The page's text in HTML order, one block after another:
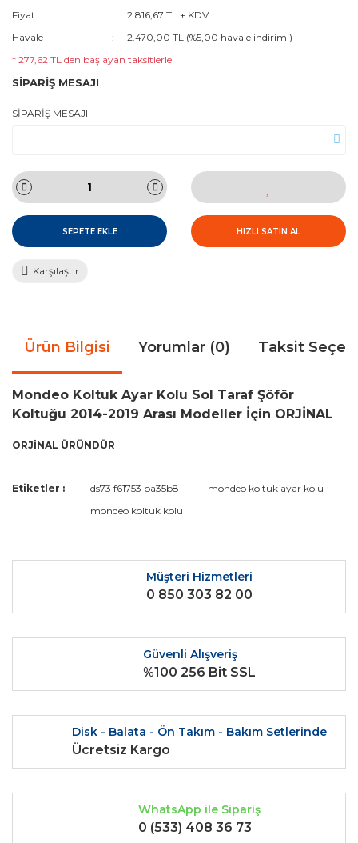
Fiyat
2.816,67 TL + KDV
Havale
2.470,00 TL (%5,00 havale indirimi)
* 277,62 TL den başlayan taksitlerle!
SİPARİŞ MESAJI
SİPARİŞ MESAJI
SEPETE EKLE HIZLI SATIN AL
Karşılaştır
Ürün Bilgisi Yorumlar (0) Taksit
Mondeo Koltuk Ayar Kolu Sol Taraf Şöför
Koltuğu 2014-2019 Arası Modeller İçin ORJİNAL
ORJİNAL ÜRÜNDÜR
Bu ürüne ilk yorumu siz yapın!
Yorum Yaz
Bu ürünün fiyat bilgisi, resim, ürün açıklamalarında ve diğer
kullanarak tarafımıza iletebilirsiniz.
Ürün resmi kalitesiz, bozuk veya görüntülenemiyor.
Ürün açıklamasında eksik bilgiler bulunuyor.
Ürün bilgilerinde hatalar bulunuyor.
Ürün fiyatı diğer sitelerden daha pahalı.
Bu ürüne benzer farklı alternatifler olmalı.
Gönder
Etiketler : ds73 f61753 ba35b8
mondeo koltuk ayar kolu
mondeo koltuk kolu
Müşteri Hizmetleri
0 850 303 82 00
Güvenli Alışveriş
%100 256 Bit SSL
Disk - Balata - Ön Takım - Bakım Setlerinde
Ücretsiz Kargo
WhatsApp ile Sipariş
0 (533) 408 36 73